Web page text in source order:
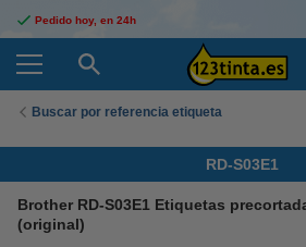
Pedido hoy, en 24h
Buscar por referencia etiqueta
RD-S03E1
Brother RD-S03E1 Etiquetas
(original)